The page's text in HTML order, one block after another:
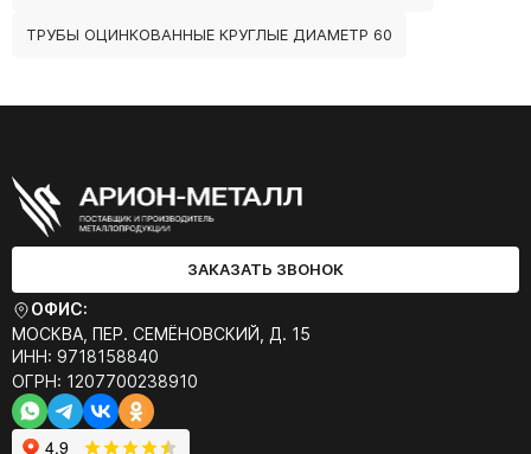
ТРУБЫ ОЦИНКОВАННЫЕ КРУГЛЫЕ ДИАМЕТР 60
ЗАКАЗАТЬ ЗВОНОК
ОФИС:
МОСКВА, ПЕР. СЕМЁНОВСКИЙ, Д. 15
ИНН: 9718158840
ОГРН: 1207700238910